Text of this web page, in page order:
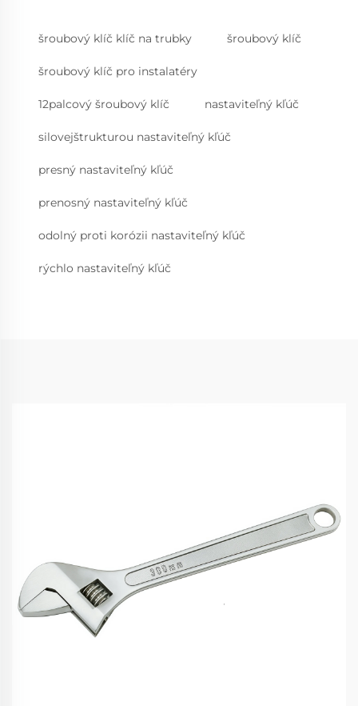
šroubový klíč klíč na trubky šroubový klíč
šroubový klíč pro instalatéry
12palcový šroubový klíč nastaviteľný kľúč
silovejštrukturou nastaviteľný kľúč
presný nastaviteľný kľúč
prenosný nastaviteľný kľúč
odolný proti korózii nastaviteľný kľúč
rýchlo nastaviteľný kľúč